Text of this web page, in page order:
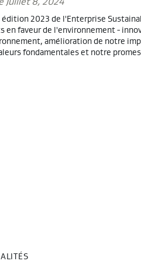
Juillet 8, 2024
édition 2023 de l'Enterprise
en faveur de l'environnement -
amélioration de notre
fondamentales et notre